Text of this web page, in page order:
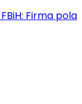
Firma pola